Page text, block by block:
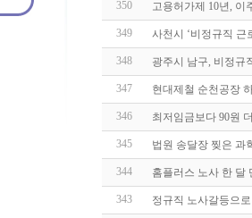
350 고용허가제 10년,
349 사천시 ‘비정규직
348 광주시 남구, 비정규
347 현대제철 순천공장
346 최저임금보다 90원
345 법원 송달장 찢은
344 홈플러스 노사 한 달
343 정규직 노사갈등으